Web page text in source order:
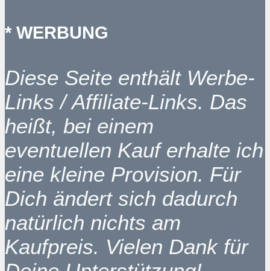
* WERBUNG
Diese Seite enthält Werbe-
Links / Affiliate-Links. Das
heißt, bei einem
eventuellen Kauf erhalte ich
eine kleine Provision. Für
Dich ändert sich dadurch
natürlich nichts am
Kaufpreis. Vielen Dank für